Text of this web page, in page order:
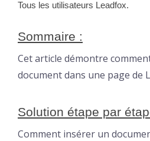
Tous les utilisateurs Leadfox.
Sommaire :
Cet article démontre
document dans une page de
Solution étape par
Comment insérer un